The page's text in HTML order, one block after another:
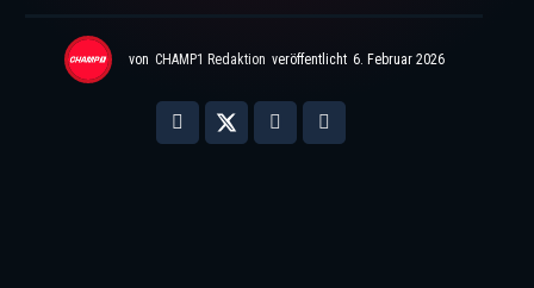
von CHAMP1 Redaktion veröffentlicht 6. Februar 2026